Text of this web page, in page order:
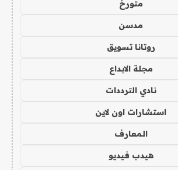
متورخ
مدسن
روتانا تسويق
مجلة الابداع
نادي الترددات
استشارات اون لاين
المعارف
هيدب فيديو